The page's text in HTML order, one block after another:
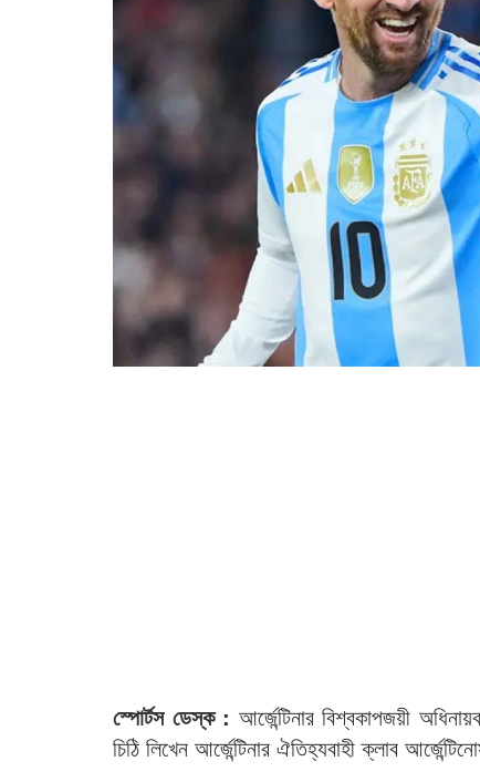
স্পোর্টস ডেস্ক : আর্জেন্টিনার বিশ্বকাপজয়ী
চিঠি লিখেন আর্জেন্টিনার ঐতিহ্যবাহী ক্লাব